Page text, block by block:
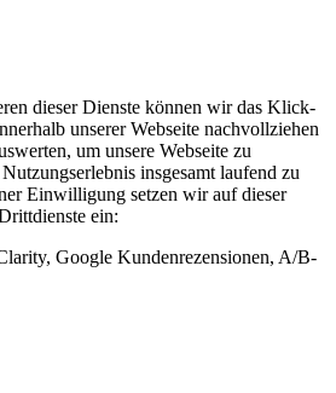
dieser Dienste können wir das Klick-
unserer Webseite nachvollziehen
um unsere Webseite zu
insgesamt laufend zu
Einwilligung setzen wir auf dieser
ein:
Google Kundenrezensionen, A/B-